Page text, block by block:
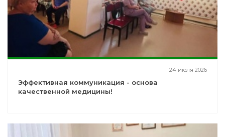
24 июля 2026
Эффективная коммуникация - основа
качественной медицины!